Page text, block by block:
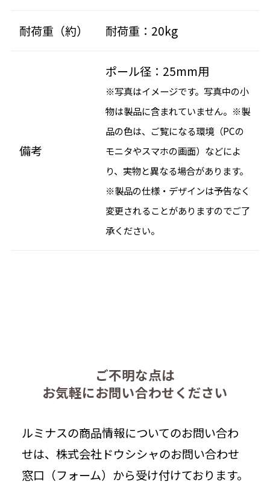
耐荷重（約） 耐荷重：20kg
備考
ポール径：25mm用
※写真はイメージです。写真中の小
物は製品に含まれていません。※製
品の色は、ご覧になる環境（PCの
モニタやスマホの画面）などによ
り、実物と異なる場合があります。
※製品の仕様・デザインは予告なく
変更されることがありますのでご了
承ください。
ご不明な点は
お気軽にお問い合わせください
ルミナスの商品情報についてのお問い合わ
せは、株式会社ドウシシャのお問い合わせ
窓口（フォーム）から受け付けております。